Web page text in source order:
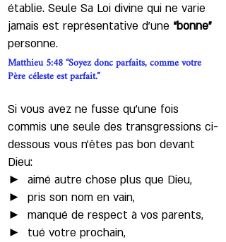
établie. Seule Sa Loi divine qui ne varie
jamais est représentative d’une “bonne”
personne.
Matthieu 5:48 “Soyez donc parfaits, comme votre
Père céleste est parfait.”
Si vous avez ne fusse qu’une fois
commis une seule des transgressions ci-
dessous vous n'êtes pas bon devant
Dieu:
► aimé autre chose plus que Dieu,
► pris son nom en vain,
► manqué de respect à vos parents,
► tué votre prochain,